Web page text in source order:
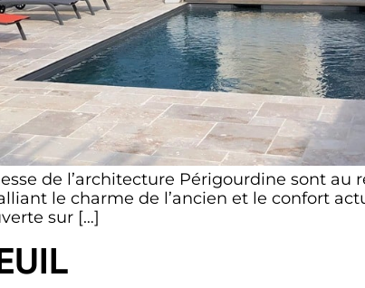
de l’architecture Périgourdine sont au
le charme de l’ancien et le confort
sur […]